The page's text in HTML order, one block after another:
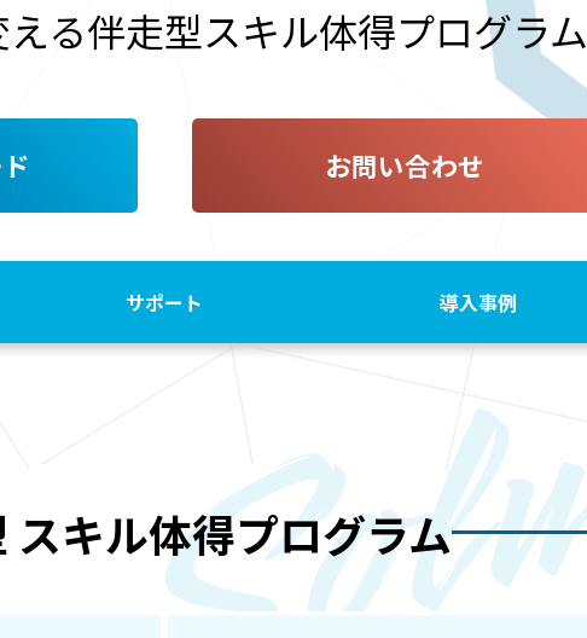
る伴走型スキル体得プログラム
お問い合わせ
サポート 導入事例
スキル体得プログラム